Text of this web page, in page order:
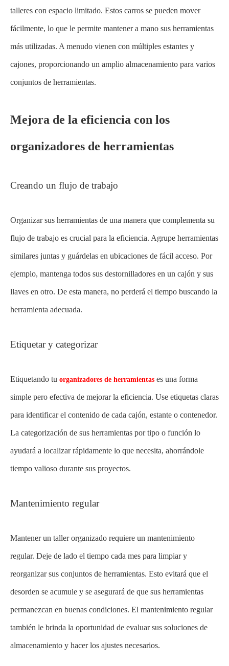
talleres con espacio limitado. Estos carros se pueden mover
fácilmente, lo que le permite mantener a mano sus herramientas
más utilizadas. A menudo vienen con múltiples estantes y
cajones, proporcionando un amplio almacenamiento para varios
conjuntos de herramientas.
Mejora de la eficiencia con los
organizadores de herramientas
Creando un flujo de trabajo
Organizar sus herramientas de una manera que complementa su
flujo de trabajo es crucial para la eficiencia. Agrupe herramientas
similares juntas y guárdelas en ubicaciones de fácil acceso. Por
ejemplo, mantenga todos sus destornilladores en un cajón y sus
llaves en otro. De esta manera, no perderá el tiempo buscando la
herramienta adecuada.
Etiquetar y categorizar
Etiquetando tu organizadores de herramientas es una forma
simple pero efectiva de mejorar la eficiencia. Use etiquetas claras
para identificar el contenido de cada cajón, estante o contenedor.
La categorización de sus herramientas por tipo o función lo
ayudará a localizar rápidamente lo que necesita, ahorrándole
tiempo valioso durante sus proyectos.
Mantenimiento regular
Mantener un taller organizado requiere un mantenimiento
regular. Deje de lado el tiempo cada mes para limpiar y
reorganizar sus conjuntos de herramientas. Esto evitará que el
desorden se acumule y se asegurará de que sus herramientas
permanezcan en buenas condiciones. El mantenimiento regular
también le brinda la oportunidad de evaluar sus soluciones de
almacenamiento y hacer los ajustes necesarios.